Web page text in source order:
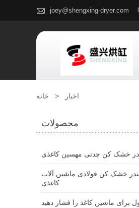
 joey@shengxing-dryer.com
خانه > اخبار
محصولات
خشک کن چدنی مهسین کاغذی
خشک کن فولادی ماشین آلات
کاغذی
برای ماشین کاغذ را فشار دهید